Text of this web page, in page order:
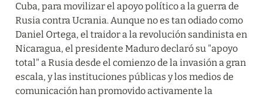
Cuba, para movilizar el apoyo político a la guerra de
Rusia contra Ucrania. Aunque no es tan odiado como
Daniel Ortega, el traidor a la revolución sandinista en
Nicaragua, el presidente Maduro declaró su "apoyo
total" a Rusia desde el comienzo de la invasión a gran
escala, y las instituciones públicas y los medios de
comunicación han promovido activamente la